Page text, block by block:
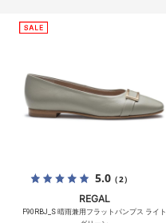
5.0（2）
REGAL
F90RBJ_S 晴雨兼用フラットパンプス ライト